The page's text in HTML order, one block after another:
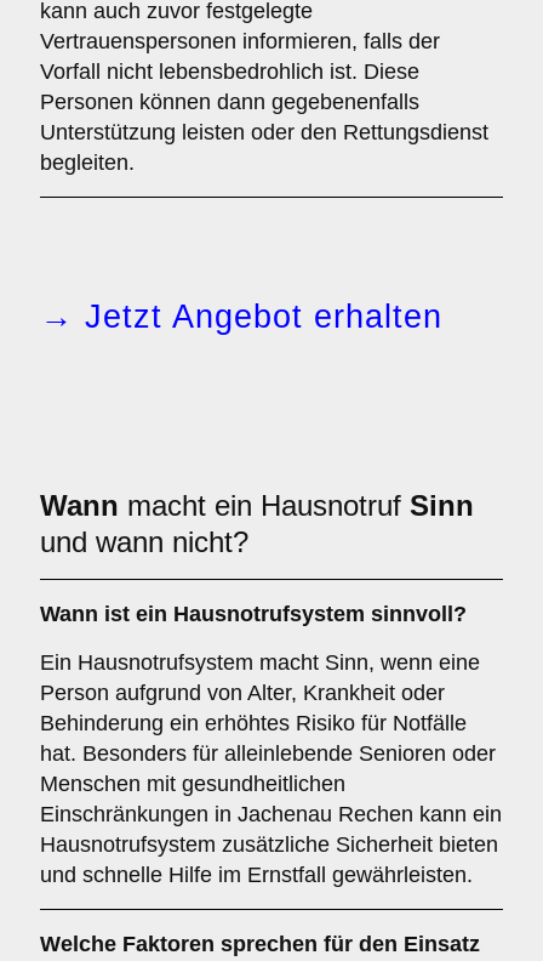
kann auch zuvor festgelegte
Vertrauenspersonen informieren, falls der
Vorfall nicht lebensbedrohlich ist. Diese
Personen können dann gegebenenfalls
Unterstützung leisten oder den Rettungsdienst
begleiten.
→ Jetzt Angebot erhalten
Wann macht ein Hausnotruf Sinn
und wann nicht?
Wann ist ein Hausnotrufsystem sinnvoll?
Ein Hausnotrufsystem macht Sinn, wenn eine
Person aufgrund von Alter, Krankheit oder
Behinderung ein erhöhtes Risiko für Notfälle
hat. Besonders für alleinlebende Senioren oder
Menschen mit gesundheitlichen
Einschränkungen in Jachenau Rechen kann ein
Hausnotrufsystem zusätzliche Sicherheit bieten
und schnelle Hilfe im Ernstfall gewährleisten.
Welche Faktoren sprechen für den Einsatz